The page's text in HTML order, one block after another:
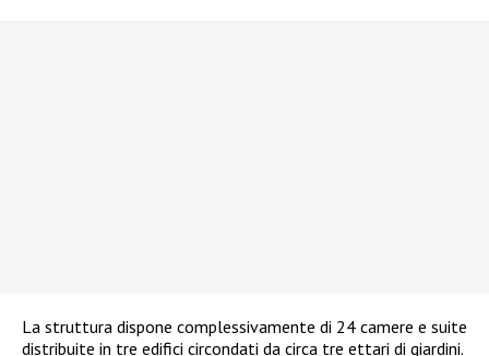
La struttura dispone complessivamente di 24 camere e suite
distribuite in tre edifici circondati da circa tre ettari di giardini.